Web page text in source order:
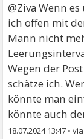
@Ziva Wenn
ich offen mit
Mann nicht
Wegen der
schätze ich.
könnte man
könnte auch
18.07.2024 13:47 •